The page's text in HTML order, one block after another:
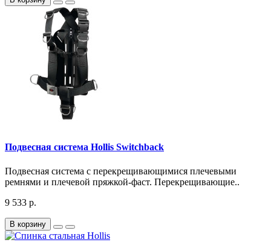
Подвесная система Hollis Switchback
Подвесная система с перекрещивающимися плечевыми
ремнями и плечевой пряжкой-фаст. Перекрещивающие..
9 533 р.
В корзину